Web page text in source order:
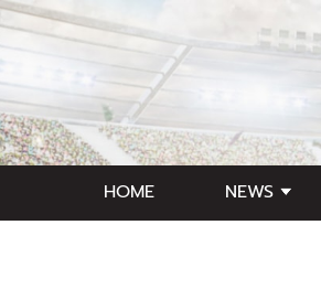
HOME NEWS